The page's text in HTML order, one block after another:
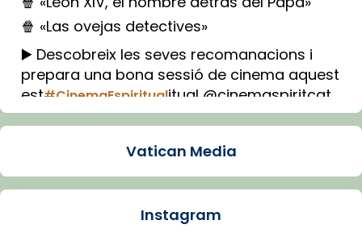
🍿 «Las ovejas detectives»
▶️ Descobreix les seves recomanacions i
prepara una bona sessió de cinema aquest
est#CinemaEspiritualitual @cinemaspiritcat
Imatge: Generada amb IA (OpenAI)
Arquebisbat de Barcelona
Vatican Media
Instagram